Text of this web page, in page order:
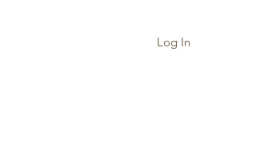
Log In